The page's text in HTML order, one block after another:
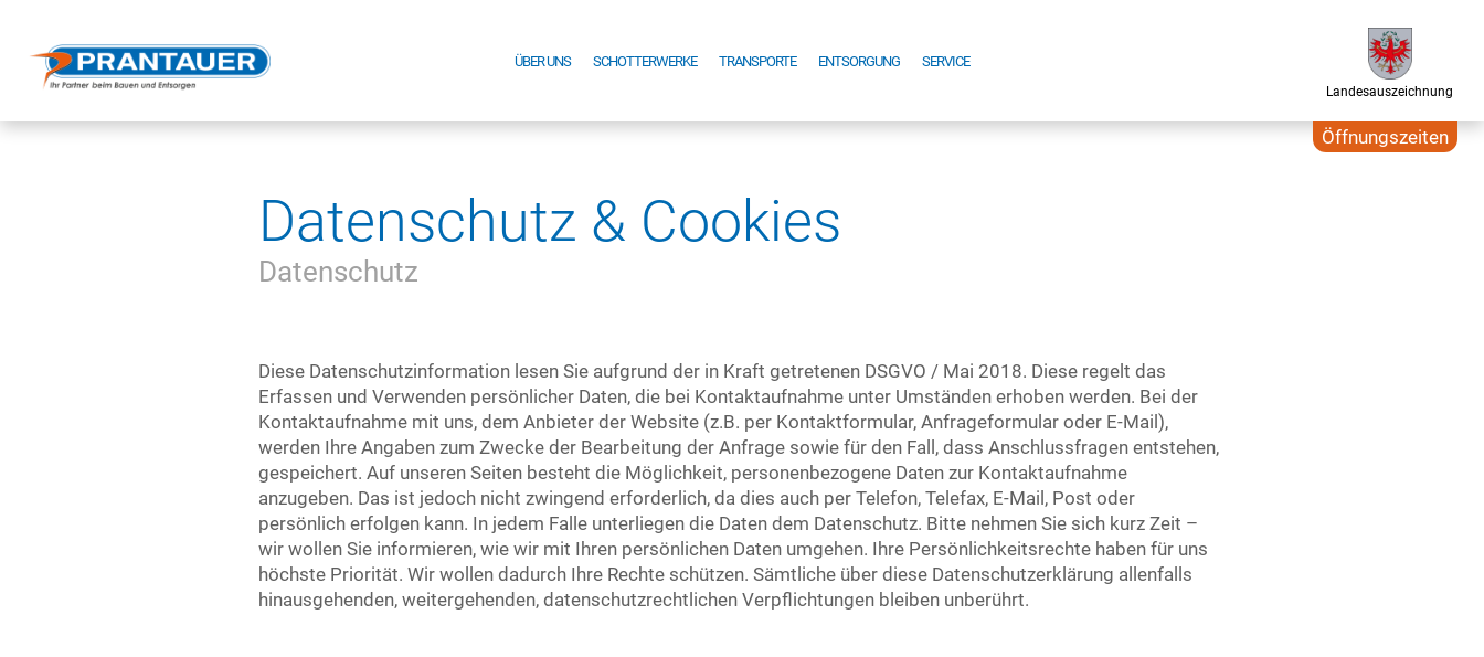
ÜBER UNS SCHOTTERWERKE TRANSPORTE ENTSORGUNG SERVICE
Landesauszeichnung
Öffnungszeiten
Datenschutz & Cookies
Datenschutz
Diese Datenschutzinformation lesen Sie aufgrund der in Kraft getretenen DSGVO / Mai 2018. Diese regelt das
Erfassen und Verwenden persönlicher Daten, die bei Kontaktaufnahme unter Umständen erhoben werden. Bei der
Kontaktaufnahme mit uns, dem Anbieter der Website (z.B. per Kontaktformular, Anfrageformular oder E-Mail),
werden Ihre Angaben zum Zwecke der Bearbeitung der Anfrage sowie für den Fall, dass Anschlussfragen entstehen,
gespeichert. Auf unseren Seiten besteht die Möglichkeit, personenbezogene Daten zur Kontaktaufnahme
anzugeben. Das ist jedoch nicht zwingend erforderlich, da dies auch per Telefon, Telefax, E-Mail, Post oder
persönlich erfolgen kann. In jedem Falle unterliegen die Daten dem Datenschutz. Bitte nehmen Sie sich kurz Zeit –
wir wollen Sie informieren, wie wir mit Ihren persönlichen Daten umgehen. Ihre Persönlichkeitsrechte haben für uns
höchste Priorität. Wir wollen dadurch Ihre Rechte schützen. Sämtliche über diese Datenschutzerklärung allenfalls
hinausgehenden, weitergehenden, datenschutzrechtlichen Verpflichtungen bleiben unberührt.